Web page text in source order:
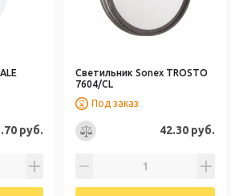
руб.
Светильник Sonex TROSTO
7604/CL
Под заказ
42.30 руб.